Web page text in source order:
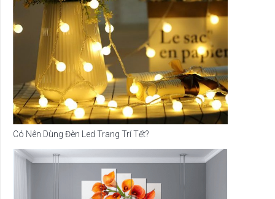
Có Nên Dùng Đèn Led Trang Trí Tết?